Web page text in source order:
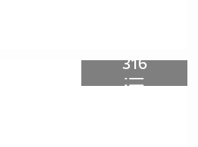
316